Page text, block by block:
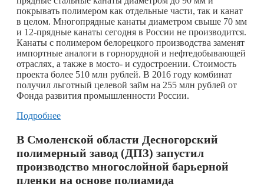
покрывать полимером как отдельные части, так и канат
в целом. Многопрядные канаты диаметром свыше 70 мм
и 12-прядные канаты сегодня в России не производится.
Канаты с полимером белорецкого производства заменят
импортные аналоги в горнорудной и нефтедобывающей
отраслях, а также в мосто- и судостроении. Стоимость
проекта более 510 млн рублей. В 2016 году комбинат
получил льготный целевой займ на 255 млн рублей от
Фонда развития промышленности России.
Подробнее
В Смоленской области Десногорский
полимерный завод (ДПЗ) запустил
производство многослойной барьерной
пленки на основе полиамида